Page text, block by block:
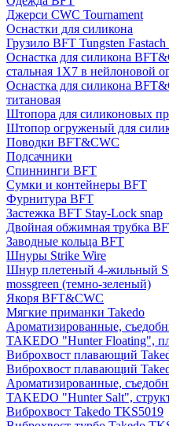
Джерси CWC Tournament
Оснастки для силикона
Грузило BFT Tungsten
Оснастка для силикона
стальная 1X7 в нейлоновой
Оснастка для силикона
титановая
Штопора для силиконовых
Штопор огруженый для
Поводки BFT&CWC
Подсачники
Спиннинги BFT
Сумки и контейнеры BFT
Фурнитура BFT
Застежка BFT Stay-Lock snap
Двойная обжимная трубка
Заводные кольца BFT
Шнуры Strike Wire
Шнур плетеный 4-жильный
mossgreen (темно-зеленый)
Якоря BFT&CWC
Мягкие приманки Takedo
Ароматизированные,
TAKEDO "Hunter Floating",
Виброхвост плавающий
Виброхвост плавающий
Ароматизированные,
TAKEDO "Hunter Salt",
Виброхвост Takedo TKS5019